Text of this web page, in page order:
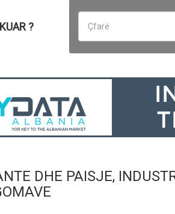
?
DHE PAISJE,